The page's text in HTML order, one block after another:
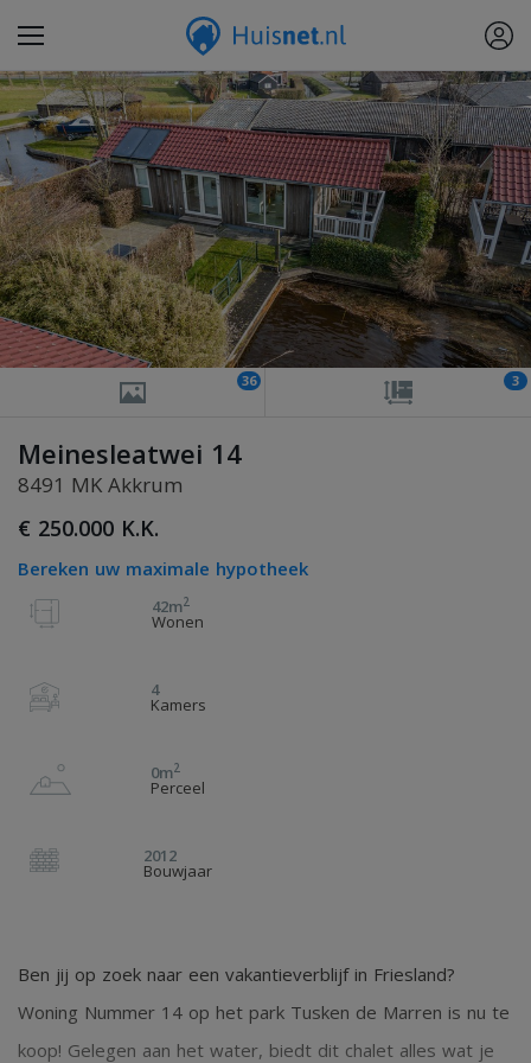
36 3
Meinesleatwei 14
8491 MK Akkrum
€ 250.000 K.K.
Bereken uw maximale hypotheek
42m2
Wonen
4
Kamers
0m2
Perceel
2012
Bouwjaar
Ben jij op zoek naar een vakantieverblijf in Friesland?
Woning Nummer 14 op het park Tusken de Marren is nu te
koop! Gelegen aan het water, biedt dit chalet alles wat je